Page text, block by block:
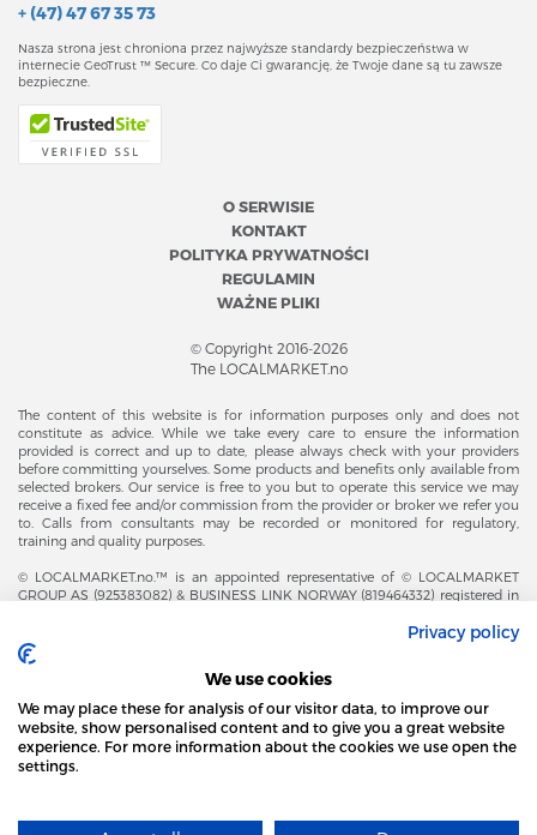
+ (47) 47 67 35 73
Nasza strona jest chroniona przez najwyższe standardy bezpieczeństwa w
internecie GeoTrust ™ Secure. Co daje Ci gwarancję, że Twoje dane są tu zawsze
bezpieczne.
O SERWISIE
KONTAKT
POLITYKA PRYWATNOŚCI
REGULAMIN
WAŻNE PLIKI
© Copyright 2016-2026
The LOCALMARKET.no
The content of this website is for information purposes only and does not
constitute as advice. While we take every care to ensure the information
provided is correct and up to date, please always check with your providers
before committing yourselves. Some products and benefits only available from
selected brokers. Our service is free to you but to operate this service we may
receive a fixed fee and/or commission from the provider or broker we refer you
to. Calls from consultants may be recorded or monitored for regulatory,
training and quality purposes.
© LOCALMARKET.no.™ is an appointed representative of © LOCALMARKET
GROUP AS (925383082) & BUSINESS LINK NORWAY (819464332) registered in
Brønnøysundregistrene. Financial & Insurance Services and Markets Authority,
and subject to limited regulation by the Financial Conduct Authority. Head
Office Adresse: Karenslyst Alle 4, 0278 Oslo – Skøyen. Post Adresse: Postboks
358, 0213 Oslo, Norway. Email Contact: post@localmarket.no. Office Contact: +
47 23 89 88 63 © Copyright 2016-2026 The LOCALMARKET GROUP ™.
DODATKOWO OD ZESPOŁU LOCALMARKET |
STRONA LOCAL MARKET WYKORZYSTUJE PLIKI
Privacy policy
We use cookies
We may place these for analysis of our visitor data, to improve our
website, show personalised content and to give you a great website
experience. For more information about the cookies we use open the
settings.